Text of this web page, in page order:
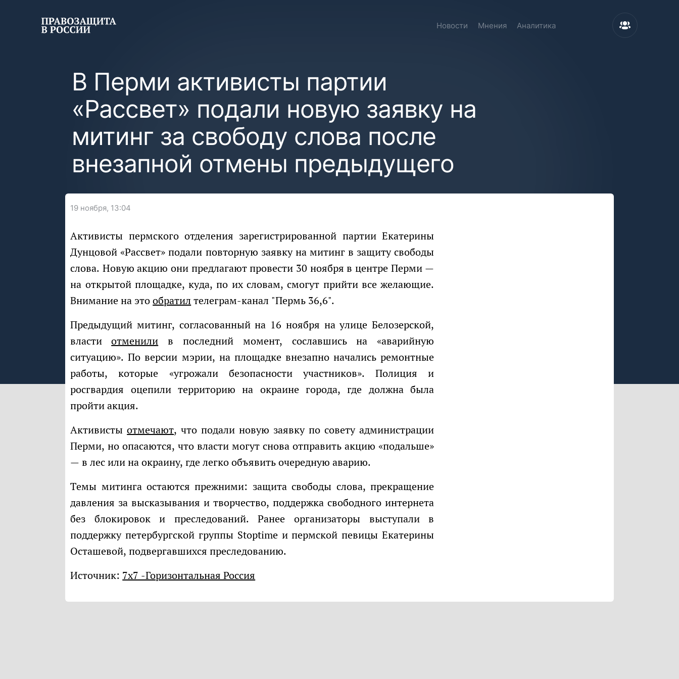
Новости Мнения Аналитика
В Перми активисты партии
«Рассвет» подали новую заявку на
митинг за свободу слова после
внезапной отмены предыдущего
19 ноября, 13:04
Активисты пермского отделения зарегистрированной партии Екатерины
Дунцовой «Рассвет» подали повторную заявку на митинг в защиту свободы
слова. Новую акцию они предлагают провести 30 ноября в центре Перми —
на открытой площадке, куда, по их словам, смогут прийти все желающие.
Внимание на этообратил телеграм-канал "Пермь 36,6".
Предыдущий митинг, согласованный на 16 ноября на улице Белозерской,
властиотменили в последний момент, сославшись на «аварийную
ситуацию». По версии мэрии, на площадке внезапно начались ремонтные
работы, которые «угрожали безопасности участников». Полиция и
росгвардия оцепили территорию на окраине города, где должна была
пройти акция.
Активистыотмечают, что подали новую заявку по совету администрации
Перми, но опасаются, что власти могут снова отправить акцию «подальше»
— в лес или на окраину, где легко объявить очередную аварию.
Темы митинга остаются прежними: защита свободы слова, прекращение
давления за высказывания и творчество, поддержка свободного интернета
без блокировок и преследований. Ранее организаторы выступали в
поддержку петербургской группы Stoptime и пермской певицы Екатерины
Осташевой, подвергавшихся преследованию.
Источник: 7х7 -Горизонтальная Россия